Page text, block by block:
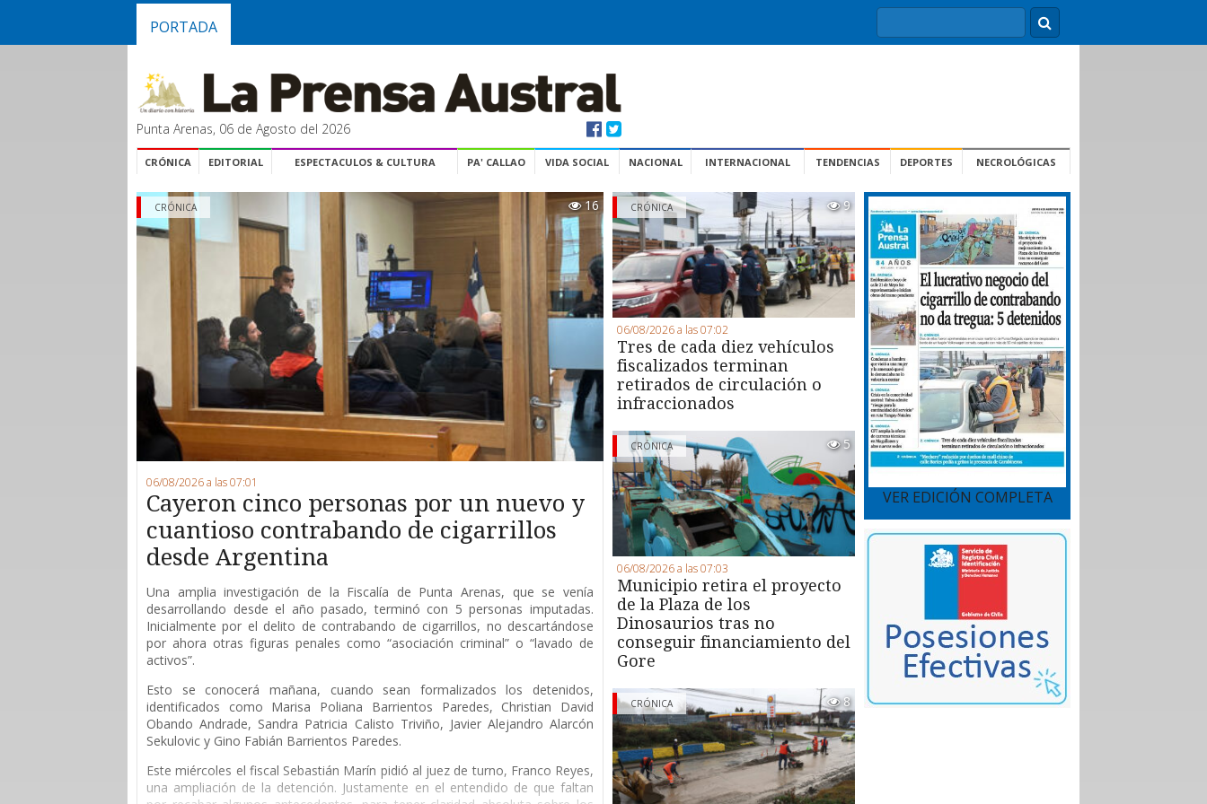
PORTADA
Punta Arenas, 06 de Agosto del 2026
CRÓNICA EDITORIAL ESPECTACULOS & CULTURA PA' CALLAO VIDA SOCIAL NACIONAL INTERNACIONAL TENDENCIAS DEPORTES NECROLÓGICAS
16
CRÓNICA
06/08/2026 a las 07:01
Cayeron cinco personas por un nuevo y
cuantioso contrabando de cigarrillos
desde Argentina
Una amplia investigación de la Fiscalía de Punta Arenas, que se venía
desarrollando desde el año pasado, terminó con 5 personas imputadas.
Inicialmente por el delito de contrabando de cigarrillos, no descartándose
por ahora otras figuras penales como “asociación criminal” o “lavado de
activos”.
Esto se conocerá mañana, cuando sean formalizados los detenidos,
identificados como Marisa Poliana Barrientos Paredes, Christian David
Obando Andrade, Sandra Patricia Calisto Triviño, Javier Alejandro Alarcón
Sekulovic y Gino Fabián Barrientos Paredes.
Este miércoles el fiscal Sebastián Marín pidió al juez de turno, Franco Reyes,
una ampliación de la detención. Justamente en el entendido de que faltan
CRÓNICA 9
06/08/2026 a las 07:02
Tres de cada diez vehículos
fiscalizados terminan
retirados de circulación o
infraccionados
CRÓNICA 5
06/08/2026 a las 07:03
Municipio retira el proyecto
de la Plaza de los
Dinosaurios tras no
conseguir financiamiento del
Gore
CRÓNICA 8
VER EDICIÓN COMPLETA